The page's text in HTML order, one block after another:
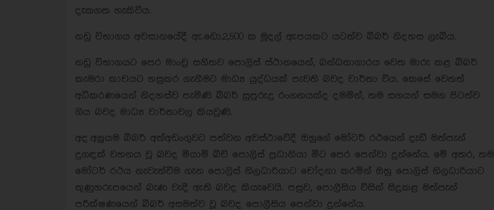
දැකගත හැකිවිය.
නඩු විභාගය අවසානයේදී ඇ.ඩො.2,500 ක මුදල් ඇපයකට යටත්ව බීබර් නිදහස ලැබීය.
නඩු විභාගයට පෙර මාංචු සහිතව පොලිස් ස්ථානයෙන්, බන්ධනාගාරය වෙත මාරු කළ බීබර්
කැමරා කාචයට හසුකර ගැනීමට මාධ්‍ය යුද්ධයක් පැවති බවද වාර්තා විය. කෙසේ වෙතත්
අධිකරණයෙන් නිදහස්ව පැමිණි බීබර් සුපුරුදු රංගනයක්ද දමමින්, තම සගයන් සමග පිටත්ව
ගිය බවද මාධ්‍ය වාර්තාවල කියවුණි.
අද අලුයම බීබර් අත්අඩංගුවට පත්වන අවස්ථාවේදී ඔහුගේ මෝටර් රථයෙන් දැඩි මත්පැන්
දුගඳක් වහනය වූ බවද මියාමි බීච් පොලිස් ප්‍රධානියා මීට පෙර පෙන්වා දුන්නේය. මේ අතර, තම
මෝටර් රථය නැවැත්වීම ගැන පොලිස් නිලධාරියාට චෝදනා කරමින් ඔහු පොලිස් නිලධාරියාට
කුණුහරුපයෙන් බැණ වැදී ඇති බවද කියැවෙයි. පසුව, පොලීසිය විසින් සිදුකළ මත්පැන්
පරීක්ෂණයෙන් බීබර් අසමත්ව වූ බවද පොලීසිය පෙන්වා දුන්නේය.